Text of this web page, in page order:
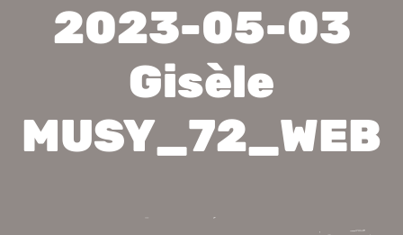
2023-05-03
Gisèle
MUSY_72_WEB